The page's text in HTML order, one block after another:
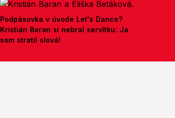
Podpásovka v úvode Let's Dance?
Kristián Baran si nebral servítku: Ja
som stratil slová!